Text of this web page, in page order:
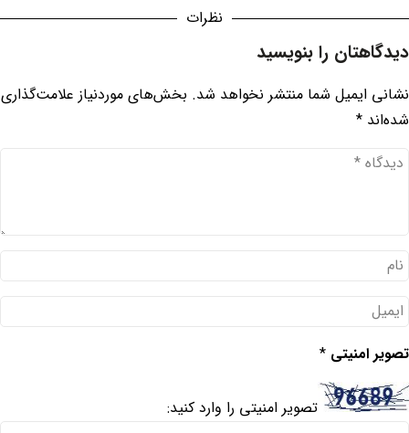
نظرات
دیدگاهتان را بنویسید
نشانی ایمیل شما منتشر نخواهد شد. بخش‌های موردنیاز علامت‌گذاری
شده‌اند *
تصویر امنیتی *
تصویر امنیتی را وارد کنید: